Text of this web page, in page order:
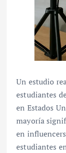
Un estudio
estudiantes
en Estados
mayoría
en
estudiantes